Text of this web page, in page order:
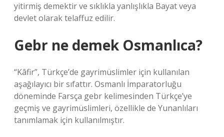
yitirmiş demektir ve sıklıkla yanlışlıkla Bayat veya
devlet olarak telaffuz edilir.
Gebr ne demek Osmanlıca?
“Kâfir”, Türkçe’de gayrimüslimler için kullanılan
aşağılayıcı bir sıfattır. Osmanlı İmparatorluğu
döneminde Farsça gebr kelimesinden Türkçe’ye
geçmiş ve gayrimüslimleri, özellikle de Yunanlıları
tanımlamak için kullanılmıştır.